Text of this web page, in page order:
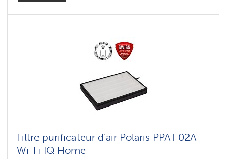
Filtre purificateur d'air Polaris PPAT 02A
Wi-Fi IQ Home